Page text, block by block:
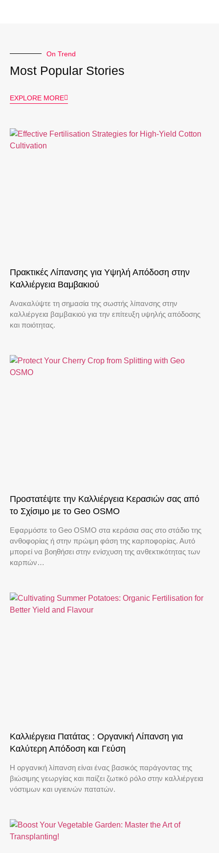
On Trend
Most Popular Stories
EXPLORE MORE
Πρακτικές Λίπανσης για Υψηλή Απόδοση στην
Καλλιέργεια Βαμβακιού
Ανακαλύψτε τη σημασία της σωστής λίπανσης στην
καλλιέργεια βαμβακιού για την επίτευξη υψηλής απόδοσης
και ποιότητας.
Προστατέψτε την Καλλιέργεια Κερασιών σας από
το Σχίσιμο με το Geo OSMO
Εφαρμόστε το Geo OSMO στα κεράσια σας στο στάδιο της
ανθοφορίας ή στην πρώιμη φάση της καρποφορίας. Αυτό
μπορεί να βοηθήσει στην ενίσχυση της ανθεκτικότητας των
καρπών…
Καλλιέργεια Πατάτας : Οργανική Λίπανση για
Καλύτερη Απόδοση και Γεύση
Η οργανική λίπανση είναι ένας βασικός παράγοντας της
βιώσιμης γεωργίας και παίζει ζωτικό ρόλο στην καλλιέργεια
νόστιμων και υγιεινών πατατών.